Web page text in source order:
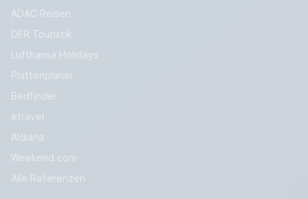
ADAC Reisen
DER Touristik
Lufthansa Holidays
Plattenplaner
Bedfinder
etravel
Aldiana
Weekend.com
Alle Referenzen